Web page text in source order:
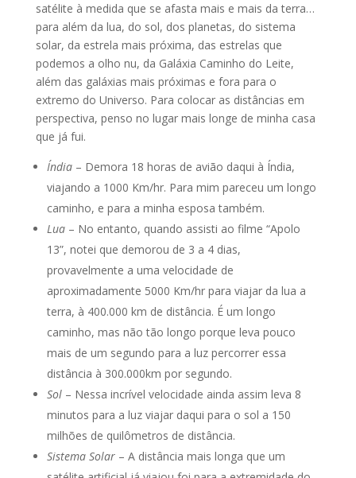
satélite à medida que se afasta mais e mais da terra…
para além da lua, do sol, dos planetas, do sistema
solar, da estrela mais próxima, das estrelas que
podemos a olho nu, da Galáxia Caminho do Leite,
além das galáxias mais próximas e fora para o
extremo do Universo. Para colocar as distâncias em
perspectiva, penso no lugar mais longe de minha casa
que já fui.
Índia– Demora 18 horas de avião daqui à Índia,
viajando a 1000 Km/hr. Para mim pareceu um longo
caminho, e para a minha esposa também.
Lua– No entanto, quando assisti ao filme “Apolo
13”, notei que demorou de 3 a 4 dias,
provavelmente a uma velocidade de
aproximadamente 5000 Km/hr para viajar da lua a
terra, à 400.000 km de distância. É um longo
caminho, mas não tão longo porque leva pouco
mais de um segundo para a luz percorrer essa
distância à 300.000km por segundo.
Sol– Nessa incrível velocidade ainda assim leva 8
minutos para a luz viajar daqui para o sol a 150
milhões de quilômetros de distância.
Sistema Solar– A distância mais longa que um